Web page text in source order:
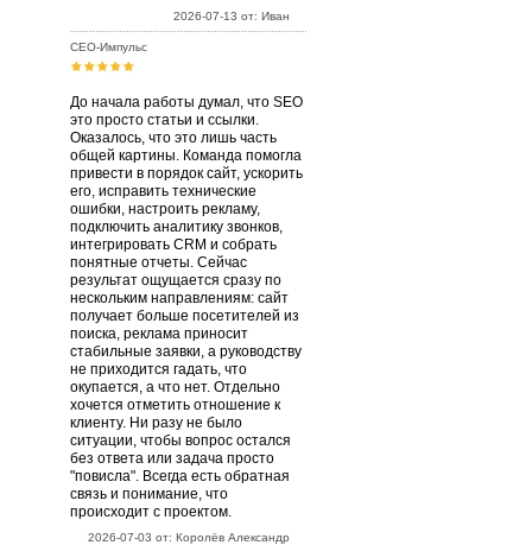
2026-07-13 от: Иван
СЕО-Импульс
До начала работы думал, что SEO
это просто статьи и ссылки.
Оказалось, что это лишь часть
общей картины. Команда помогла
привести в порядок сайт, ускорить
его, исправить технические
ошибки, настроить рекламу,
подключить аналитику звонков,
интегрировать CRM и собрать
понятные отчеты. Сейчас
результат ощущается сразу по
нескольким направлениям: сайт
получает больше посетителей из
поиска, реклама приносит
стабильные заявки, а руководству
не приходится гадать, что
окупается, а что нет. Отдельно
хочется отметить отношение к
клиенту. Ни разу не было
ситуации, чтобы вопрос остался
без ответа или задача просто
"повисла". Всегда есть обратная
связь и понимание, что
происходит с проектом.
2026-07-03 от: Королёв Александр